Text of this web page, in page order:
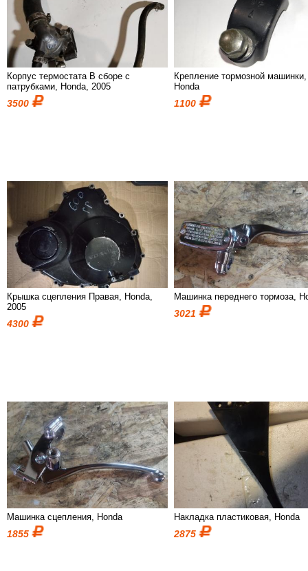
Корпус термостата В сборе с
патрубками, Honda, 2005
3500
Крепление тормозной машинки,
Honda
1100
Крышка сцепления Правая, Honda,
2005
4300
Машинка переднего тормоза,
3021
Машинка сцепления, Honda
1855
Накладка пластиковая, Honda
2875